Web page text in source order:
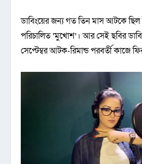
ডাবিংয়ের জন্য গত তিন মাস আটকে
পরিচালিত ‘মুখোশ’। আর সেই ছবির
সেপ্টেম্বর আটক-রিমান্ড পরবর্তী কাজে